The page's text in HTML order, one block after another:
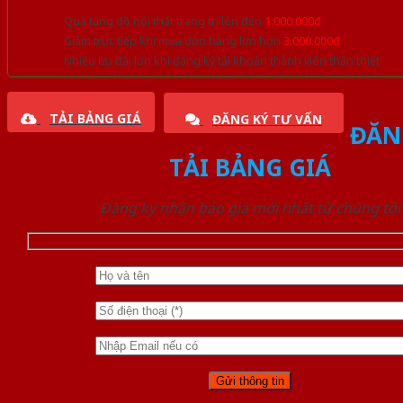
Quà tặng đồ nội thất trang trí lên đến 1.000.000đ
Giảm trực tiếp khi mua đơn hàng lớn hơn 3.000.000đ
Nhiều ưu đãi lớn khi đăng ký tài khoản thành viên thân thiết
TẢI BẢNG GIÁ ĐĂNG KÝ TƯ VẤN
TẢI BẢNG GIÁ
Đăng ký nhận báo giá mới nhất từ chúng tôi